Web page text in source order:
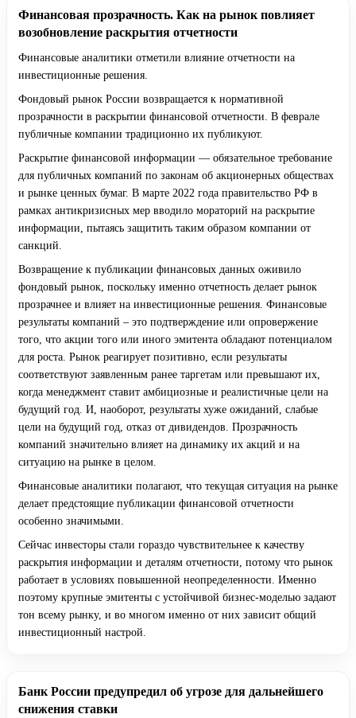
Финансовая прозрачность. Как на рынок повлияет
возобновление раскрытия отчетности
Финансовые аналитики отметили влияние отчетности на
инвестиционные решения.
Фондовый рынок России возвращается к нормативной
прозрачности в раскрытии финансовой отчетности. В феврале
публичные компании традиционно их публикуют.
Раскрытие финансовой информации — обязательное требование
для публичных компаний по законам об акционерных обществах
и рынке ценных бумаг. В марте 2022 года правительство РФ в
рамках антикризисных мер вводило мораторий на раскрытие
информации, пытаясь защитить таким образом компании от
санкций.
Возвращение к публикации финансовых данных оживило
фондовый рынок, поскольку именно отчетность делает рынок
прозрачнее и влияет на инвестиционные решения. Финансовые
результаты компаний – это подтверждение или опровержение
того, что акции того или иного эмитента обладают потенциалом
для роста. Рынок реагирует позитивно, если результаты
соответствуют заявленным ранее таргетам или превышают их,
когда менеджмент ставит амбициозные и реалистичные цели на
будущий год. И, наоборот, результаты хуже ожиданий, слабые
цели на будущий год, отказ от дивидендов. Прозрачность
компаний значительно влияет на динамику их акций и на
ситуацию на рынке в целом.
Финансовые аналитики полагают, что текущая ситуация на рынке
делает предстоящие публикации финансовой отчетности
особенно значимыми.
Сейчас инвесторы стали гораздо чувствительнее к качеству
раскрытия информации и деталям отчетности, потому что рынок
работает в условиях повышенной неопределенности. Именно
поэтому крупные эмитенты с устойчивой бизнес-моделью задают
тон всему рынку, и во многом именно от них зависит общий
инвестиционный настрой.
Банк России предупредил об угрозе для дальнейшего
снижения ставки